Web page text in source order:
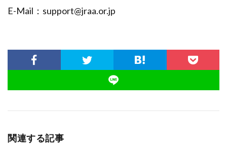
E-Mail：support@jraa.or.jp
関連する記事